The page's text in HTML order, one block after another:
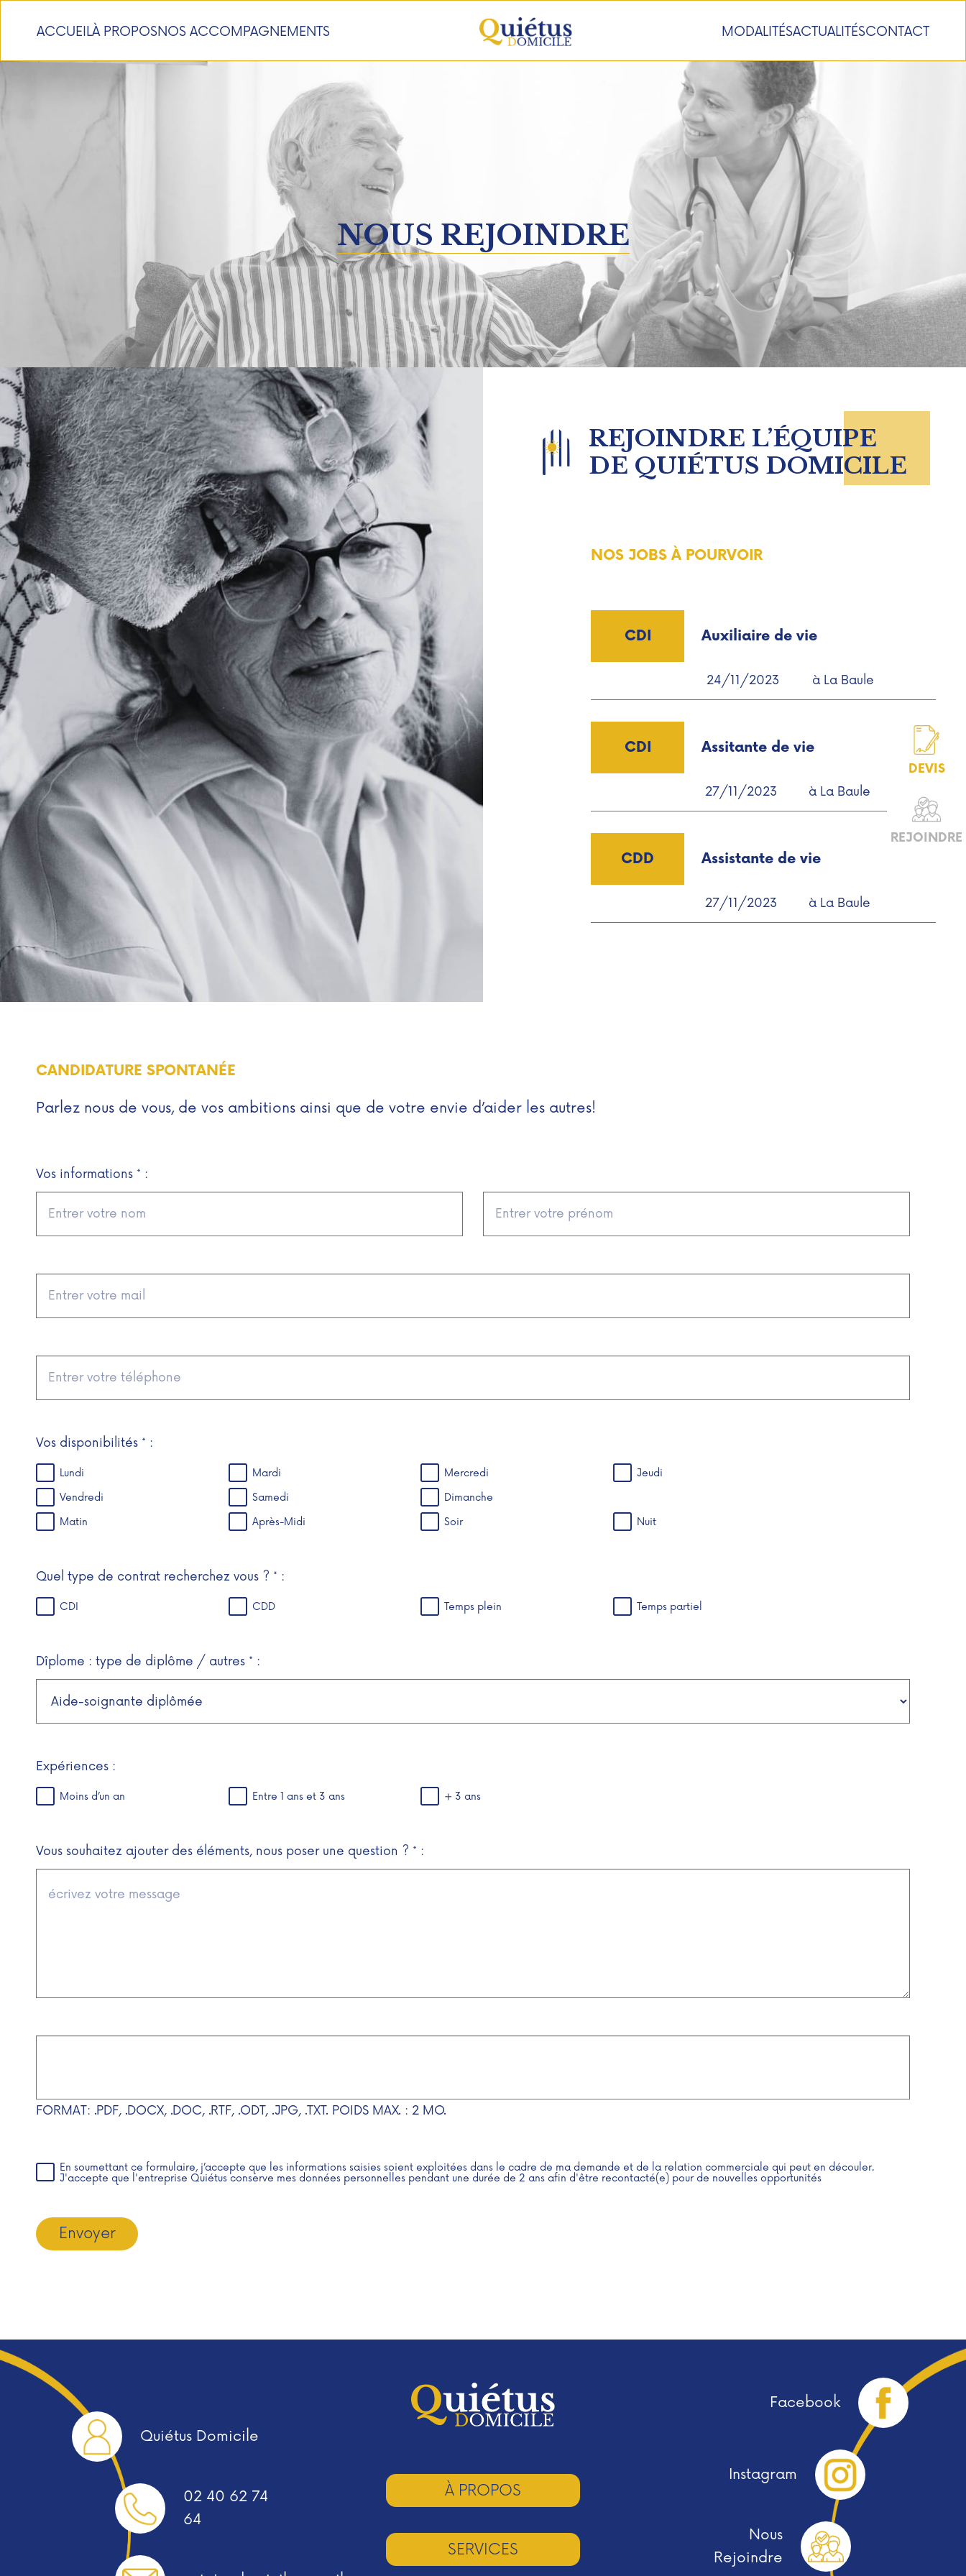
ACCUEILÀ PROPOSNOS ACCOMPAGNEMENTS MODALITÉSACTUALITÉSCONTACT
NOUS REJOINDRE
REJOINDRE L’ÉQUIPE
DE QUIÉTUS DOMICILE
NOS JOBS À POURVOIR
CDI Auxiliaire de vie
24/11/2023 à La Baule
CDI Assitante de vie
27/11/2023 à La Baule
CDD Assistante de vie
27/11/2023 à La Baule
CANDIDATURE SPONTANÉE
Parlez nous de vous, de vos ambitions ainsi que de votre envie d’aider les autres!
Vos informations * :
Vos disponibilités * :
Lundi Mardi Mercredi
Jeudi
Vendredi
Samedi
Dimanche
Matin
Après-Midi Soir Nuit
Quel type de contrat recherchez vous ? * :
CDI CDD Temps plein Temps partiel
Dîplome : type de diplôme / autres * :
Expériences :
Moins d’un an Entre 1 ans et 3 ans + 3 ans
Vous souhaitez ajouter des éléments, nous poser une question ? * :
FORMAT: .PDF, .DOCX, .DOC, .RTF, .ODT, .JPG, .TXT. POIDS MAX. : 2 MO.
En soumettant ce formulaire, j’accepte que les informations saisies soient exploitées dans le cadre de ma demande et de la relation commerciale qui peut en découler.
J'accepte que l'entreprise Quiétus conserve mes données personnelles pendant une durée de 2 ans afin d'être recontacté(e) pour de nouvelles opportunités
Quiétus Domicile
02 40 62 74
64
À PROPOS
SERVICES
Facebook
Instagram
Nous
Rejoindre
DEVIS
REJOINDRE